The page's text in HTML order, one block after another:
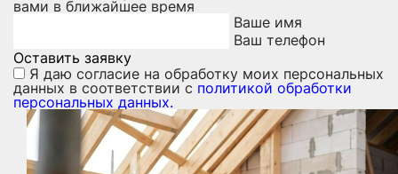
вами в ближайшее время
Ваше имя
Ваш телефон
Оставить заявку
Я даю согласие на обработку моих персональных
данных в соответствии с политикой обработки
персональных данных.